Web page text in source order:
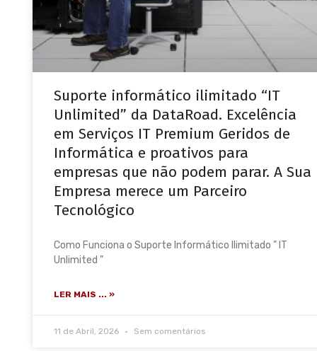
Suporte informático ilimitado “IT
Unlimited” da DataRoad. Excelência
em Serviços IT Premium Geridos de
Informática e proativos para
empresas que não podem parar. A Sua
Empresa merece um Parceiro
Tecnológico
Como Funciona o Suporte Informático Ilimitado ” IT
Unlimited ”
LER MAIS ... »
11 de Abril, 2026 Sem comentários